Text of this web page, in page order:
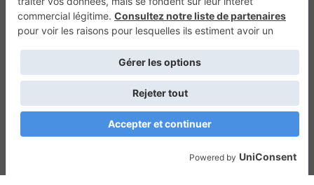
Génération 4×4 Génération Sans Permis VTTAE.fr FullAttack MX2K
Retour en haut
Depuis 2020 - Un magazine duGroupe CPPRESSE